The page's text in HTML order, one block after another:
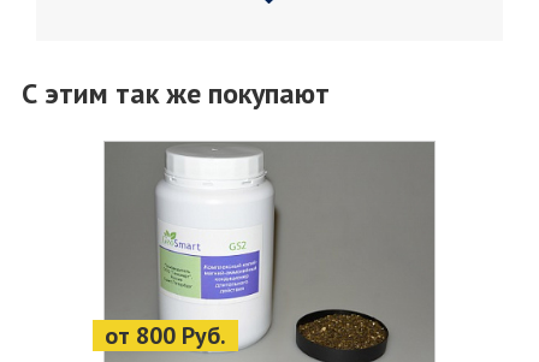
С этим так же покупают
от 800 Руб.